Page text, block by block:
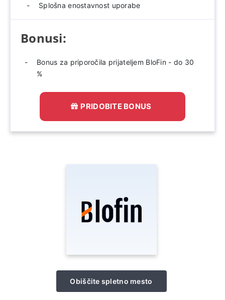
Splošna enostavnost uporabe
Bonusi:
Bonus za priporočila prijateljem BloFin - do 30
%
PRIDOBITE BONUS
Obiščite spletno mesto